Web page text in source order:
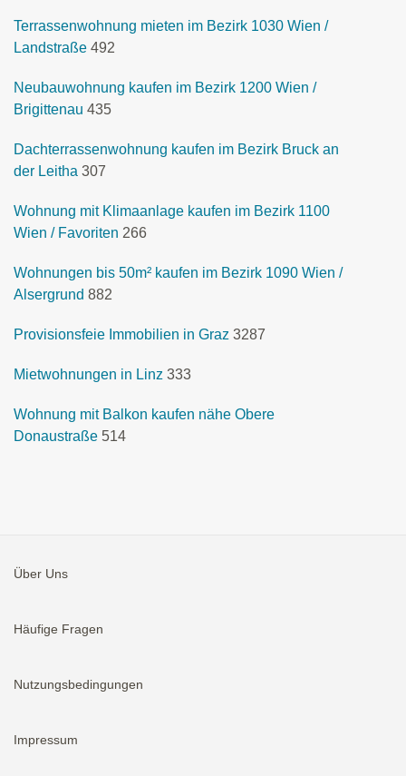
Terrassenwohnung mieten im Bezirk 1030 Wien /
Landstraße 492
Neubauwohnung kaufen im Bezirk 1200 Wien /
Brigittenau 435
Dachterrassenwohnung kaufen im Bezirk Bruck an
der Leitha 307
Wohnung mit Klimaanlage kaufen im Bezirk 1100
Wien / Favoriten 266
Wohnungen bis 50m² kaufen im Bezirk 1090 Wien /
Alsergrund 882
Provisionsfeie Immobilien in Graz 3287
Mietwohnungen in Linz 333
Wohnung mit Balkon kaufen nähe Obere
Donaustraße 514
Über Uns
Häufige Fragen
Nutzungsbedingungen
Impressum